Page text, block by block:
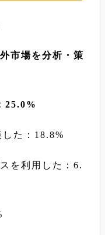
市場を分析・策
25.0%
した：18.8%
を利用した：6.